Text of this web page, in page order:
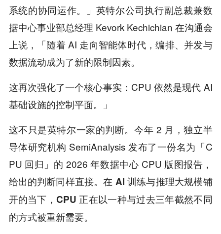
系统的协同运作。」英特尔公司执行副总裁兼数
据中心事业部总经理 Kevork Kechichian 在沟通会
上说，「随着 AI 走向智能体时代，编排、并发与
数据流动成为了新的限制因素。
这再次强化了一个核心事实：CPU 依然是现代 AI
基础设施的控制平面。」
这不只是英特尔一家的判断。今年 2 月，独立半
导体研究机构 SemiAnalysis 发布了一份名为「C
PU 回归」的 2026 年数据中心 CPU 版图报告，
给出的判断同样直接。在 AI 训练与推理大规模铺
开的当下，CPU 正在以一种与过去三年截然不同
的方式被重新需要。